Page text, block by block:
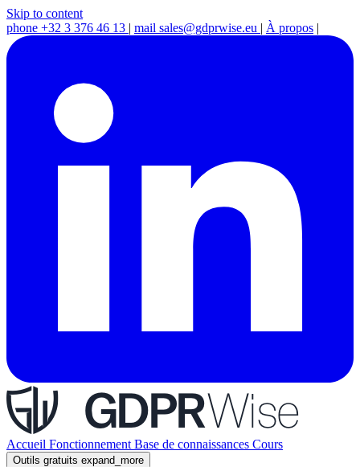
Skip to content
phone +32 3 376 46 13 | mail sales@gdprwise.eu | À propos |
Accueil Fonctionnement Base de connaissances Cours
Outils gratuits expand_more